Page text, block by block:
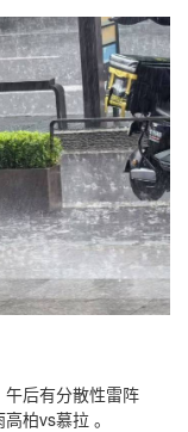
后有分散性雷阵
柏vs慕拉 。